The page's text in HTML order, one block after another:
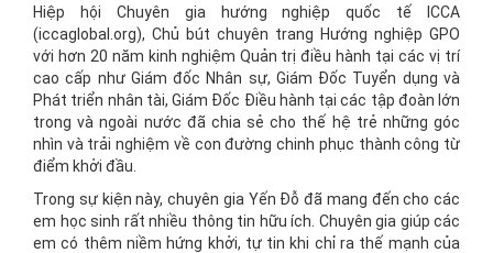
Hiệp hội Chuyên gia hướng nghiệp quốc tế ICCA
(iccaglobal.org), Chủ bút chuyên trang Hướng nghiệp GPO
với hơn 20 năm kinh nghiệm Quản trị điều hành tại các vị trí
cao cấp như Giám đốc Nhân sự, Giám Đốc Tuyển dụng và
Phát triển nhân tài, Giám Đốc Điều hành tại các tập đoàn lớn
trong và ngoài nước đã chia sẻ cho thế hệ trẻ những góc
nhìn và trải nghiệm về con đường chinh phục thành công từ
điểm khởi đầu.
Trong sự kiện này, chuyên gia Yến Đỗ đã mang đến cho các
em học sinh rất nhiều thông tin hữu ích. Chuyên gia giúp các
em có thêm niềm hứng khởi, tự tin khi chỉ ra thế mạnh của